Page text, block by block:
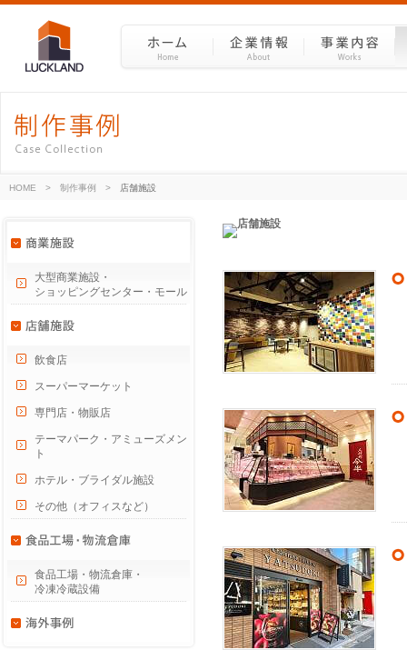
HOME > 制作事例 > 店舗施設
大型商業施設・
ショッピングセンター・モール
飲食店
スーパーマーケット
専門店・物販店
テーマパーク・アミューズメン
ト
ホテル・ブライダル施設
その他（オフィスなど）
食品工場・物流倉庫・
冷凍冷蔵設備